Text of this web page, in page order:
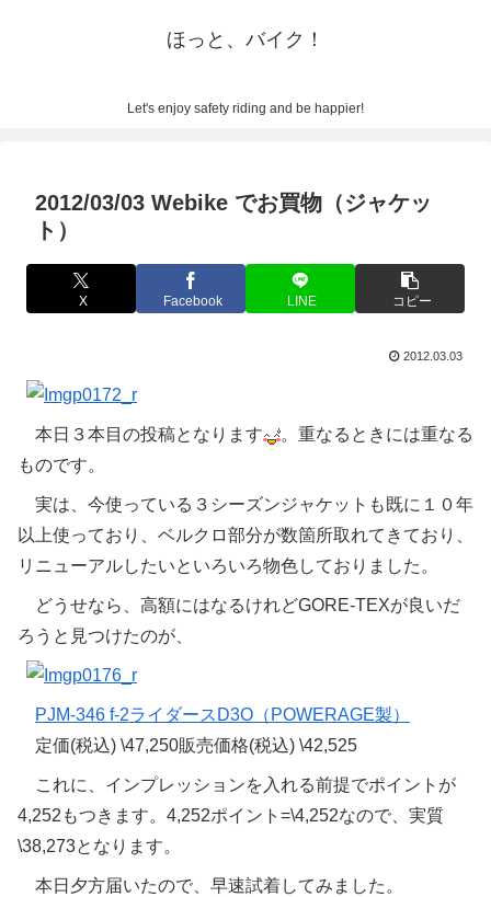
ほっと、バイク！
Let's enjoy safety riding and be happier!
2012/03/03 Webike でお買物（ジャケッ
ト）
X Facebook LINE コピー
2012.03.03
本日３本目の投稿となります
。重なるときには重なる
ものです。
実は、今使っている３シーズンジャケットも既に１０年
以上使っており、ベルクロ部分が数箇所取れてきており、
リニューアルしたいといろいろ物色しておりました。
どうせなら、高額にはなるけれどGORE-TEXが良いだ
ろうと見つけたのが、
PJM-346 f-2ライダースD3O（POWERAGE製）
定価(税込) \47,250販売価格(税込) \42,525
これに、インプレッションを入れる前提でポイントが
4,252もつきます。4,252ポイント=\4,252なので、実質
\38,273となります。
本日夕方届いたので、早速試着してみました。